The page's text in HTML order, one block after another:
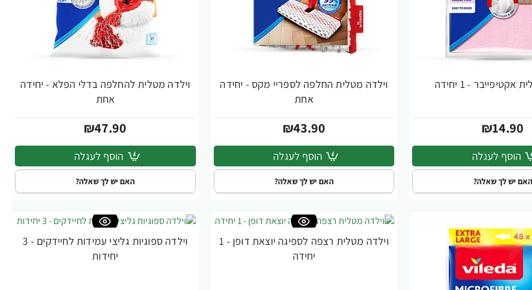
- 1 יחידה
₪14.90
הוסף לעגלה
האם יש לך שאלה?
וילדה מטלית החלפה לספריי מקס - יחידה
אחת
₪43.90
הוסף לעגלה
האם יש לך שאלה?
וילדה מטלית להחלפה בדלי הפלא - יחידה
אחת
₪47.90
הוסף לעגלה
האם יש לך שאלה?
וילדה מטלית רצפה לספיגה יוצאת דופן - 1
יחידה
וילדה ספוגיות גליצי עמידות לחיידקים - 3
יחידות